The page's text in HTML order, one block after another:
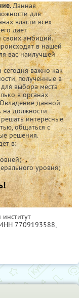
Данная
для
власти всех
дает
своих амбиций.
в нашей
вас наилучшей
сегодня важно как
полученные в
выбора места
в органах
данной
на должности
интересные
общаться с
решения.
в:
уровня;
7709193588,